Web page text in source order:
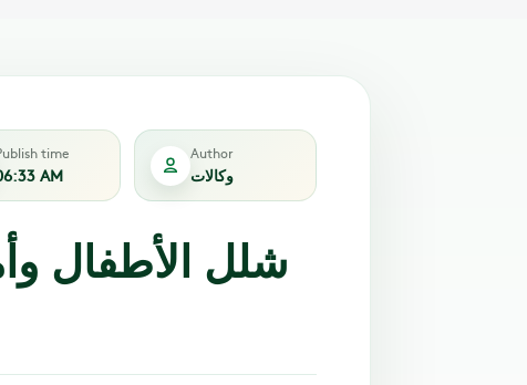
time
AM
Author
وكالات
شلل الأطفال